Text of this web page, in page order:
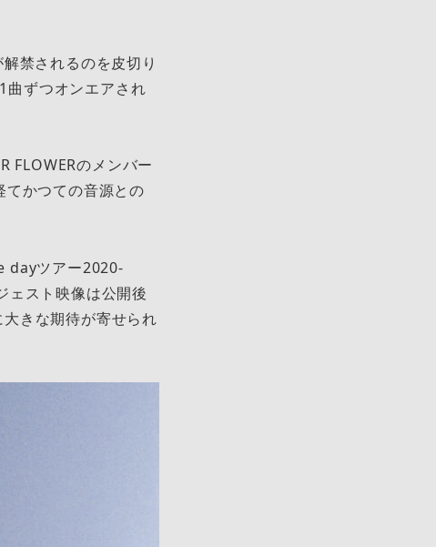
禁されるのを皮切り
曲ずつオンエアされ
FLOWERのメンバー
かつての音源との
dayツアー2020-
ェスト映像は公開後
きな期待が寄せられ